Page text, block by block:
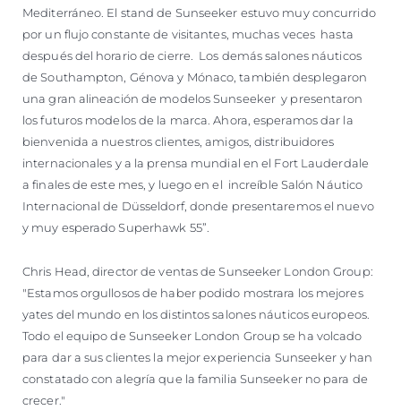
Mediterráneo. El stand de Sunseeker estuvo muy concurrido
por un flujo constante de visitantes, muchas veces hasta
después del horario de cierre. Los demás salones náuticos
de Southampton, Génova y Mónaco, también desplegaron
una gran alineación de modelos Sunseeker y presentaron
los futuros modelos de la marca. Ahora, esperamos dar la
bienvenida a nuestros clientes, amigos, distribuidores
internacionales y a la prensa mundial en el Fort Lauderdale
a finales de este mes, y luego en el increíble Salón Náutico
Internacional de Düsseldorf, donde presentaremos el nuevo
y muy esperado Superhawk 55”.
Chris Head, director de ventas de Sunseeker London Group:
"Estamos orgullosos de haber podido mostrara los mejores
yates del mundo en los distintos salones náuticos europeos.
Todo el equipo de Sunseeker London Group se ha volcado
para dar a sus clientes la mejor experiencia Sunseeker y han
constatado con alegría que la familia Sunseeker no para de
crecer."